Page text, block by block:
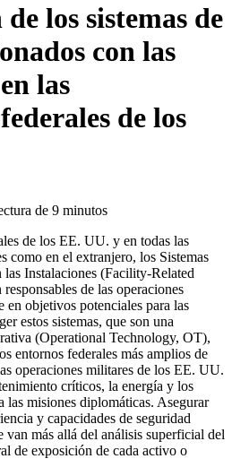
los sistemas de
con las
las
de los
de 9 minutos
de los EE. UU. y en todas las
como en el extranjero, los Sistemas
Instalaciones (Facility-Related
de las operaciones
en objetivos potenciales para las
estos sistemas, que son una
(Operational Technology, OT),
entornos federales más amplios de
operaciones militares de los EE. UU.
críticos, la energía y los
las misiones diplomáticas. Asegurar
y capacidades de seguridad
más allá del análisis superficial del
de exposición de cada activo o